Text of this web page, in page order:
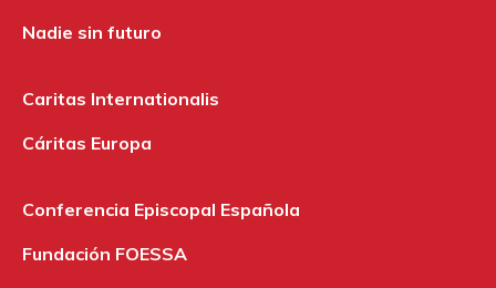
Nadie sin futuro
Caritas Internationalis
Cáritas Europa
Conferencia Episcopal Española
Fundación FOESSA